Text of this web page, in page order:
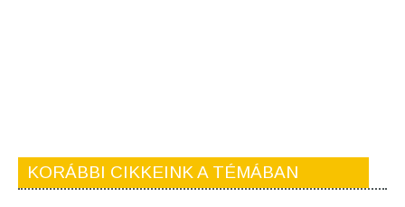
KORÁBBI CIKKEINK A TÉMÁBAN